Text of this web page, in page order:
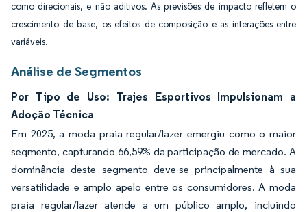
como direcionais, e não aditivos. As previsões de impacto refletem o
crescimento de base, os efeitos de composição e as interações entre
variáveis.
Análise de Segmentos
Por Tipo de Uso: Trajes Esportivos Impulsionam a
Adoção Técnica
Em 2025, a moda praia regular/lazer emergiu como o maior
segmento, capturando 66,59% da participação de mercado. A
dominância deste segmento deve-se principalmente à sua
versatilidade e amplo apelo entre os consumidores. A moda
praia regular/lazer atende a um público amplo, incluindo